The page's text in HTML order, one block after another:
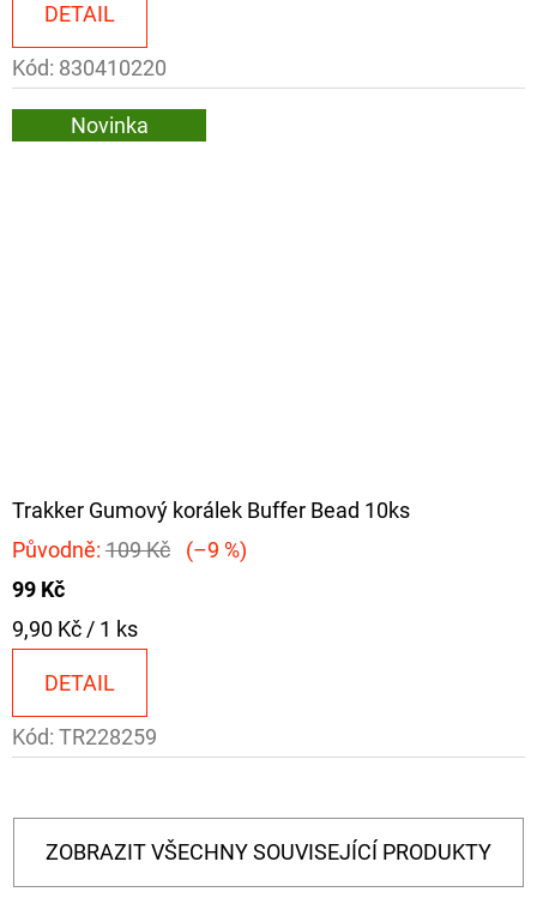
DETAIL
Kód: 830410220
Novinka
Trakker Gumový korálek Buffer Bead 10ks
Původně: 109 Kč
(–9 %)
99 Kč
Měrná
9,90 Kč / 1 ks
DETAIL
Kód: TR228259
ZOBRAZIT VŠECHNY SOUVISEJÍCÍ PRODUKTY